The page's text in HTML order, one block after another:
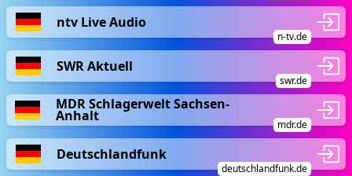
ntv Live Audio
n-tv.de
SWR Aktuell
swr.de
MDR Schlagerwelt Sachsen-
Anhalt
mdr.de
Deutschlandfunk
deutschlandfunk.de